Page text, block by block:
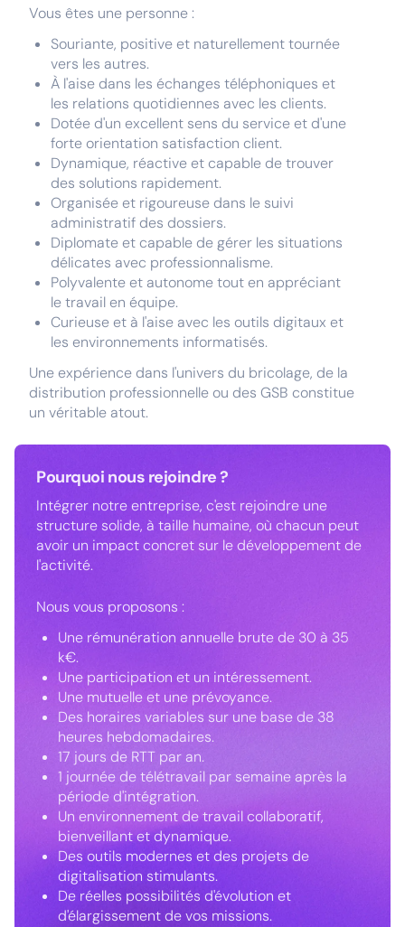
Vous êtes une personne :
Souriante, positive et naturellement tournée
vers les autres.
À l'aise dans les échanges téléphoniques et
les relations quotidiennes avec les clients.
Dotée d'un excellent sens du service et d'une
forte orientation satisfaction client.
Dynamique, réactive et capable de trouver
des solutions rapidement.
Organisée et rigoureuse dans le suivi
administratif des dossiers.
Diplomate et capable de gérer les situations
délicates avec professionnalisme.
Polyvalente et autonome tout en appréciant
le travail en équipe.
Curieuse et à l'aise avec les outils digitaux et
les environnements informatisés.
Une expérience dans l'univers du bricolage, de la
distribution professionnelle ou des GSB constitue
un véritable atout.
Pourquoi nous rejoindre ?
Intégrer notre entreprise, c'est rejoindre une
structure solide, à taille humaine, où chacun peut
avoir un impact concret sur le développement de
l'activité.
Nous vous proposons :
Une rémunération annuelle brute de 30 à 35
k€.
Une participation et un intéressement.
Une mutuelle et une prévoyance.
Des horaires variables sur une base de 38
heures hebdomadaires.
17 jours de RTT par an.
1 journée de télétravail par semaine après la
période d'intégration.
Un environnement de travail collaboratif,
bienveillant et dynamique.
Des outils modernes et des projets de
digitalisation stimulants.
De réelles possibilités d'évolution et
d'élargissement de vos missions.